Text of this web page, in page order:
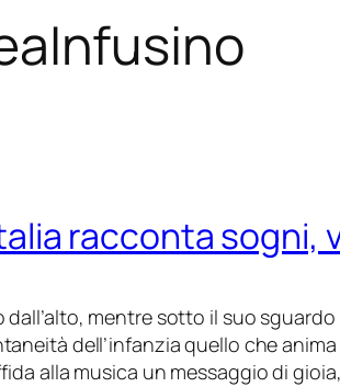
racconta sogni,
dall’alto, mentre sotto il suo
dell’infanzia quello che anima
alla musica un messaggio di